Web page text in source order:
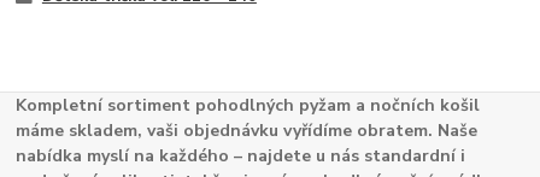
Kompletní sortiment pohodlných pyžam a nočních košil
máme skladem, vaši objednávku vyřídíme obratem. Naše
nabídka myslí na každého – najdete u nás standardní i